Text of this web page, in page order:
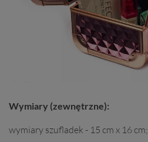
Wymiary (zewnętrzne):
wymiary szufladek - 15 cm x 16 cm;